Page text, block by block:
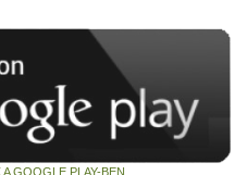
GOOGLE PLAY-BEN